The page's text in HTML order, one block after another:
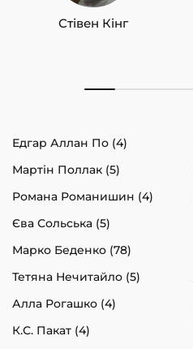
Стівен Кінг
Едгар Аллан По (4)
Мартін Поллак (5)
Романа Романишин (4)
Єва Сольська (5)
Марко Беденко (78)
Тетяна Нечитайло (5)
Алла Рогашко (4)
К.С. Пакат (4)